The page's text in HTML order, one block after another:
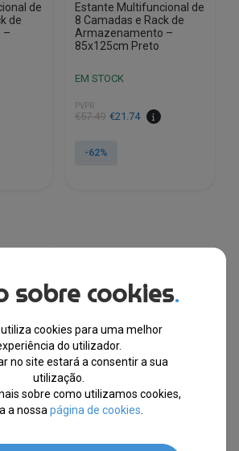
de
de
–
Estante Multifuncional de
8 Camadas e Rack de
Armazenamento –
85x125cm Preto
EM STOCK
PVPR
€57.49
O
original
€21.74
O
atual
-62%
sobre cookies.
cookies para uma melhor
do utilizador.
no site estará a consentir a sua
utilização.
sobre como utilizamos cookies,
a nossa página de cookies